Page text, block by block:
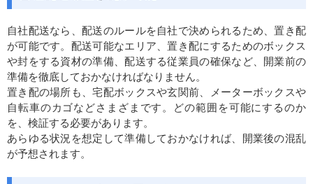
自社配送なら、配送のルールを自社で決められるため、置き配
が可能です。配送可能なエリア、置き配にするためのボックス
や封をする資材の準備、配送する従業員の確保など、開業前の
準備を徹底しておかなければなりません。
置き配の場所も、宅配ボックスや玄関前、メーターボックスや
自転車のカゴなどさまざまです。どの範囲を可能にするのか
を、検証する必要があります。
あらゆる状況を想定して準備しておかなければ、開業後の混乱
が予想されます。